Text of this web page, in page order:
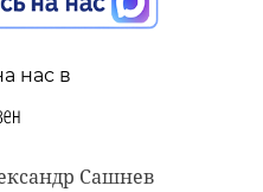
нас в
Сашнев